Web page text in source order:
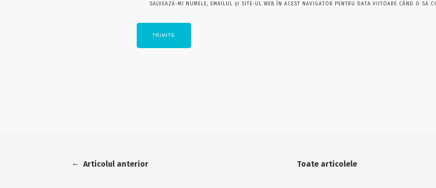
SALVEAZĂ-MI NUMELE, EMAILUL ȘI SITE-UL WEB ÎN ACEST NAVIGATOR PENTRU DATA VIITOARE CÂND O SĂ
← Articolul anterior Toate articolele